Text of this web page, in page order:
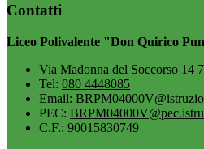
Contatti
Liceo Polivalente "Don Quirico
Via Madonna del Soccorso 14
Tel: 080 4448085
Email:
PEC:
C.F.: 90015830749